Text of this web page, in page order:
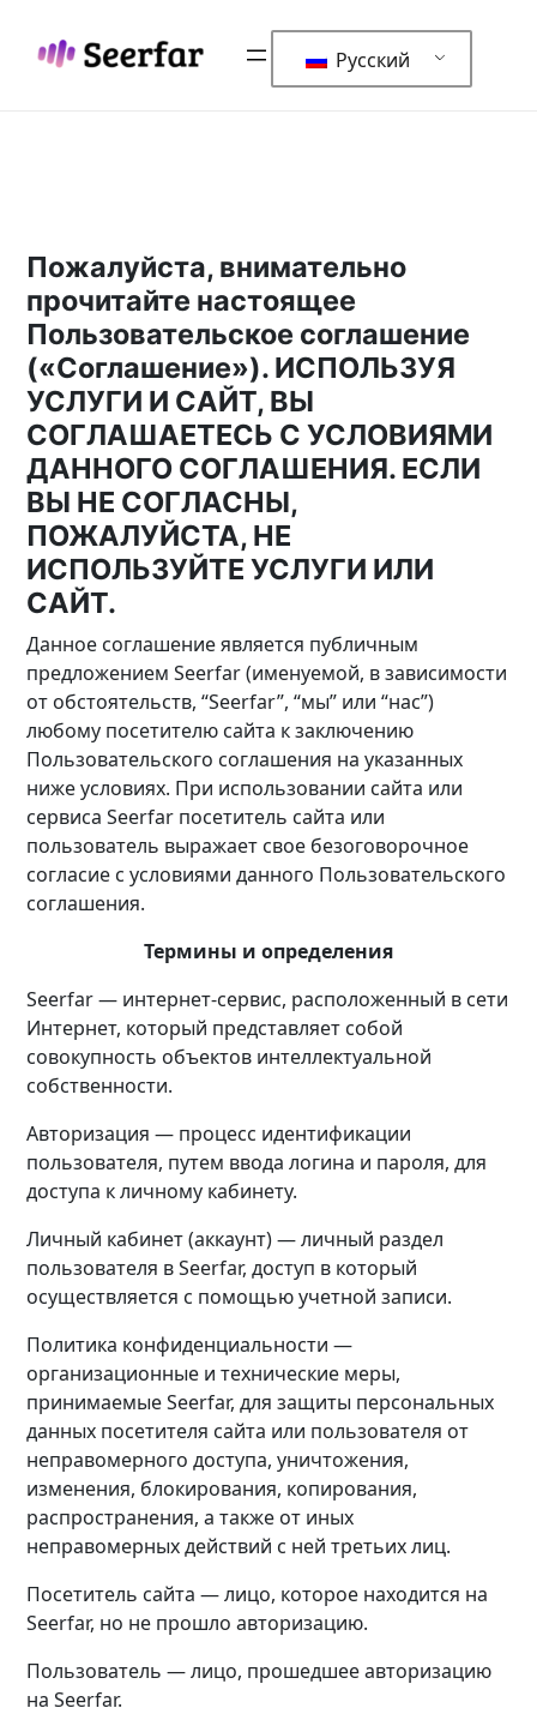
Русский
Пожалуйста, внимательно
прочитайте настоящее
Пользовательское соглашение
(«Соглашение»). ИСПОЛЬЗУЯ
УСЛУГИ И САЙТ, ВЫ
СОГЛАШАЕТЕСЬ С УСЛОВИЯМИ
ДАННОГО СОГЛАШЕНИЯ. ЕСЛИ
ВЫ НЕ СОГЛАСНЫ,
ПОЖАЛУЙСТА, НЕ
ИСПОЛЬЗУЙТЕ УСЛУГИ ИЛИ
САЙТ.
Данное соглашение является публичным
предложением Seerfar (именуемой, в зависимости
от обстоятельств, “Seerfar”, “мы” или “нас”)
любому посетителю сайта к заключению
Пользовательского соглашения на указанных
ниже условиях. При использовании сайта или
сервиса Seerfar посетитель сайта или
пользователь выражает свое безоговорочное
согласие с условиями данного Пользовательского
соглашения.
Термины и определения
Seerfar — интернет-сервис, расположенный в сети
Интернет, который представляет собой
совокупность объектов интеллектуальной
собственности.
Авторизация — процесс идентификации
пользователя, путем ввода логина и пароля, для
доступа к личному кабинету.
Личный кабинет (аккаунт) — личный раздел
пользователя в Seerfar, доступ в который
осуществляется с помощью учетной записи.
Политика конфиденциальности —
организационные и технические меры,
принимаемые Seerfar, для защиты персональных
данных посетителя сайта или пользователя от
неправомерного доступа, уничтожения,
изменения, блокирования, копирования,
распространения, а также от иных
неправомерных действий с ней третьих лиц.
Посетитель сайта — лицо, которое находится на
Seerfar, но не прошло авторизацию.
Пользователь — лицо, прошедшее авторизацию
на Seerfar.